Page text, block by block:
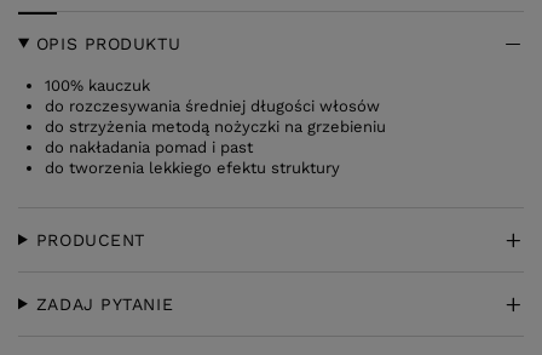
OPIS PRODUKTU
100% kauczuk
do rozczesywania średniej długości włosów
do strzyżenia metodą nożyczki na grzebieniu
do nakładania pomad i past
do tworzenia lekkiego efektu struktury
PRODUCENT
ZADAJ PYTANIE